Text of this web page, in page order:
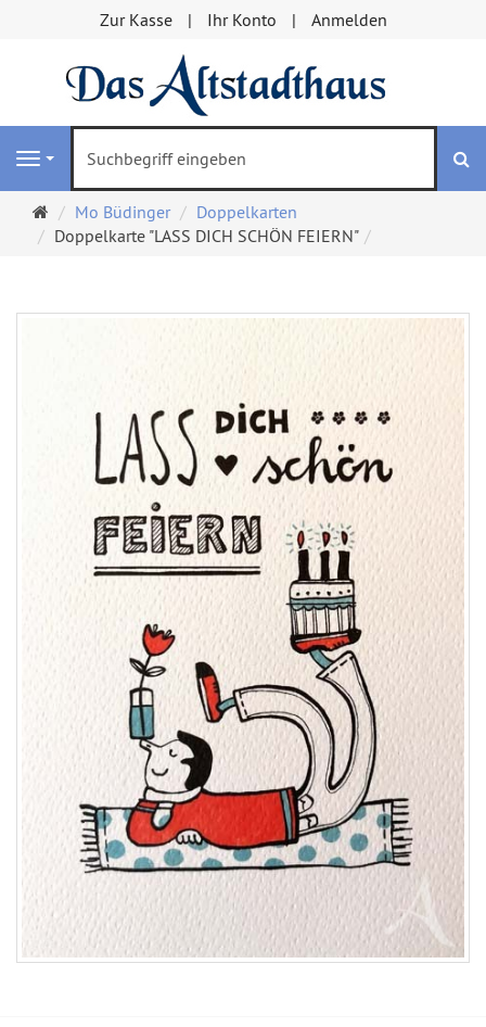
Zur Kasse Ihr Konto Anmelden
Navigation
Startseite
Mo Büdinger
Doppelkarten
Doppelkarte "LASS DICH SCHÖN FEIERN"